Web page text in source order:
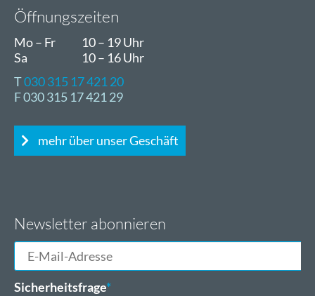
Öffnungszeiten
Mo – Fr
10 – 19 Uhr
Sa
10 – 16 Uhr
T030 315 17 421 20
F 030 315 17 421 29
mehr über unser Geschäft
Newsletter abonnieren
E-
Mail-
Adresse
Pflichtfeld
Sicherheitsfrage*